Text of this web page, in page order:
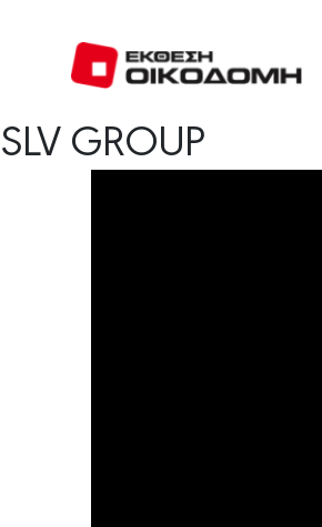
περιεχόμενο
SLV GROUP